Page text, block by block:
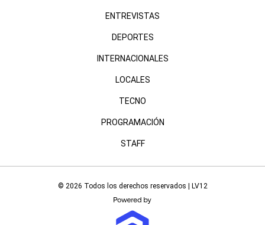
ENTREVISTAS
DEPORTES
INTERNACIONALES
LOCALES
TECNO
PROGRAMACIÓN
STAFF
© 2026 Todos los derechos reservados | LV12